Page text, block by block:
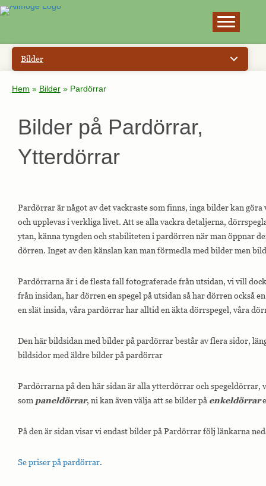
Bilder
Hem » Bilder » Pardörrar
Bilder på Pardörrar,
Ytterdörrar
Pardörrar är något av det vackraste som finns, inga bilder kan
och upplevas i verkliga livet. Att se alla vackra detaljerna,
ytan, känna tyngden och stabiliteten i pardörren när man öppnar
dörren. Inget av den känslan kan man förmedla med bilder men
Pardörrarna är i de flesta fall fotograferade från utsidan, vi vill
från insidan, har dörren en spegel på utsidan så har dörren också
en slät insida, våra pardörrar har alltid en äkta dörrspegel, våra
Den här bildsidan med bilder på pardörrar består av flera sidor,
bildsidor med äldre bilder på pardörrar
Pardörrarna på den här sidan är alla ytterdörrar och spegeldörrar,
som paneldörrar, ni kan även välja att se bilder på enkeldörrar
På den är sidan visar vi endast bilder på Pardörrar följ länkarna
Se priser på pardörrar.